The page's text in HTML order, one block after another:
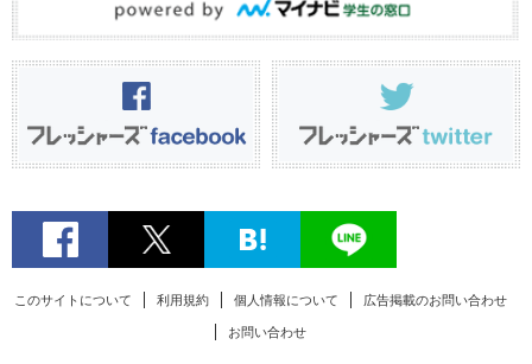
このサイトについて 利用規約 個人情報について 広告掲載のお問い合わせ
お問い合わせ